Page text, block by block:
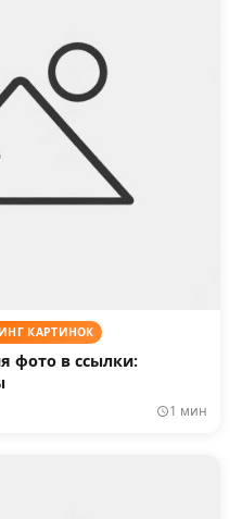
КАРТИНОК
фото в ссылки:
1 мин